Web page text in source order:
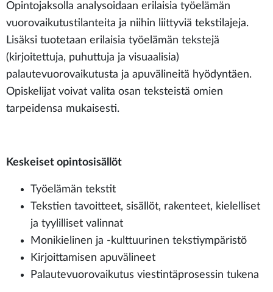
Opintojaksolla analysoidaan erilaisia työelämän
vuorovaikutustilanteita ja niihin liittyviä tekstilajeja.
Lisäksi tuotetaan erilaisia työelämän tekstejä
(kirjoitettuja, puhuttuja ja visuaalisia)
palautevuorovaikutusta ja apuvälineitä hyödyntäen.
Opiskelijat voivat valita osan teksteistä omien
tarpeidensa mukaisesti.
Keskeiset opintosisällöt
Työelämän tekstit
Tekstien tavoitteet, sisällöt, rakenteet, kielelliset
ja tyylilliset valinnat
Monikielinen ja -kulttuurinen tekstiympäristö
Kirjoittamisen apuvälineet
Palautevuorovaikutus viestintäprosessin tukena